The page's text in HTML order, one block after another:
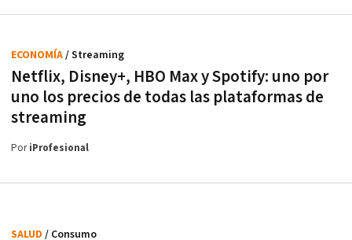
Netflix, Disney+, HBO Max y Spotify: uno por
uno los precios de todas las plataformas de
streaming
ECONOMÍA/ Streaming
PoriProfesional
SALUD / Consumo